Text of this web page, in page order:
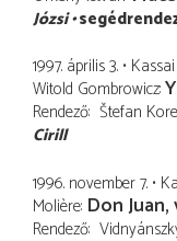
Józsi
1997. április 3.
Witold Gombrowicz
Rendező Štefan
Cirill
1996. november 7.
Molière Don
Rendező